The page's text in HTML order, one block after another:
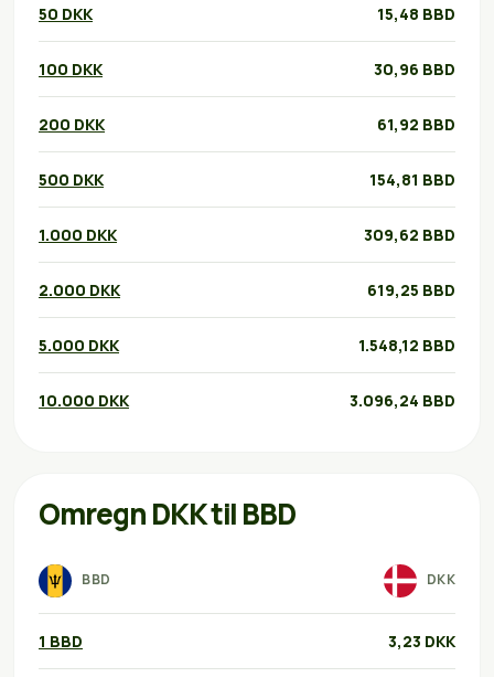
50 DKK 15,48 BBD
100 DKK 30,96 BBD
200 DKK 61,92 BBD
500 DKK 154,81 BBD
1.000 DKK 309,62 BBD
2.000 DKK 619,25 BBD
5.000 DKK 1.548,12 BBD
10.000 DKK 3.096,24 BBD
Omregn DKK til BBD
BBD DKK
1 BBD 3,23 DKK